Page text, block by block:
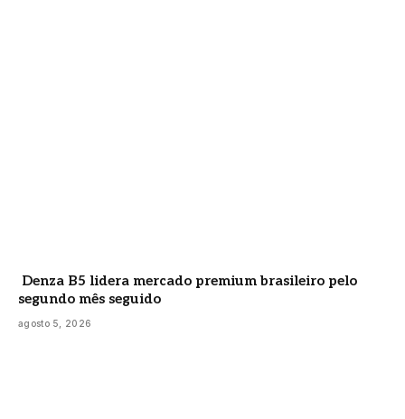
Denza B5 lidera mercado premium brasileiro pelo
segundo mês seguido
agosto 5, 2026